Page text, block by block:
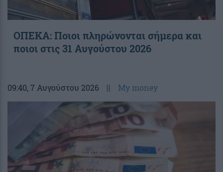
ΟΠΕΚΑ: Ποιοι πληρώνονται σήμερα και
ποιοι στις 31 Αυγούστου 2026
09:40, 7 Αυγούστου 2026 || My money